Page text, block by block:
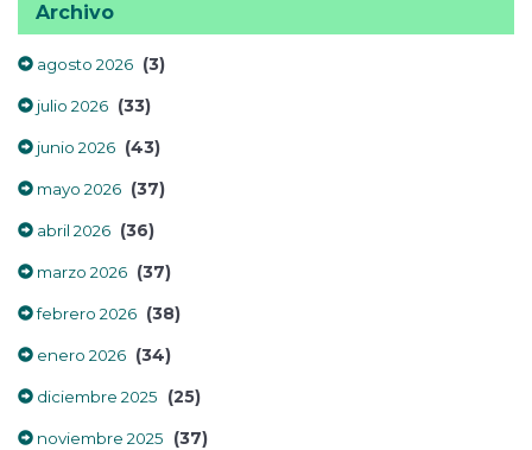
Archivo
agosto 2026 (3)
julio 2026 (33)
junio 2026 (43)
mayo 2026 (37)
abril 2026 (36)
marzo 2026 (37)
febrero 2026 (38)
enero 2026 (34)
diciembre 2025 (25)
noviembre 2025 (37)